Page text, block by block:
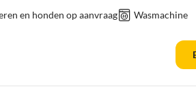
en honden op aanvraag Wasmachine